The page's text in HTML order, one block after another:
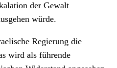
der Gewalt
würde.
Regierung die
wird als führende